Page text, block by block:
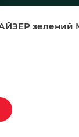
зелений